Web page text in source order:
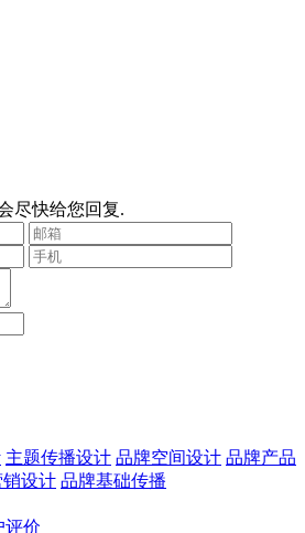
尽快给您回复.
主题传播设计 品牌空间设计 品牌产品
销设计 品牌基础传播
评价